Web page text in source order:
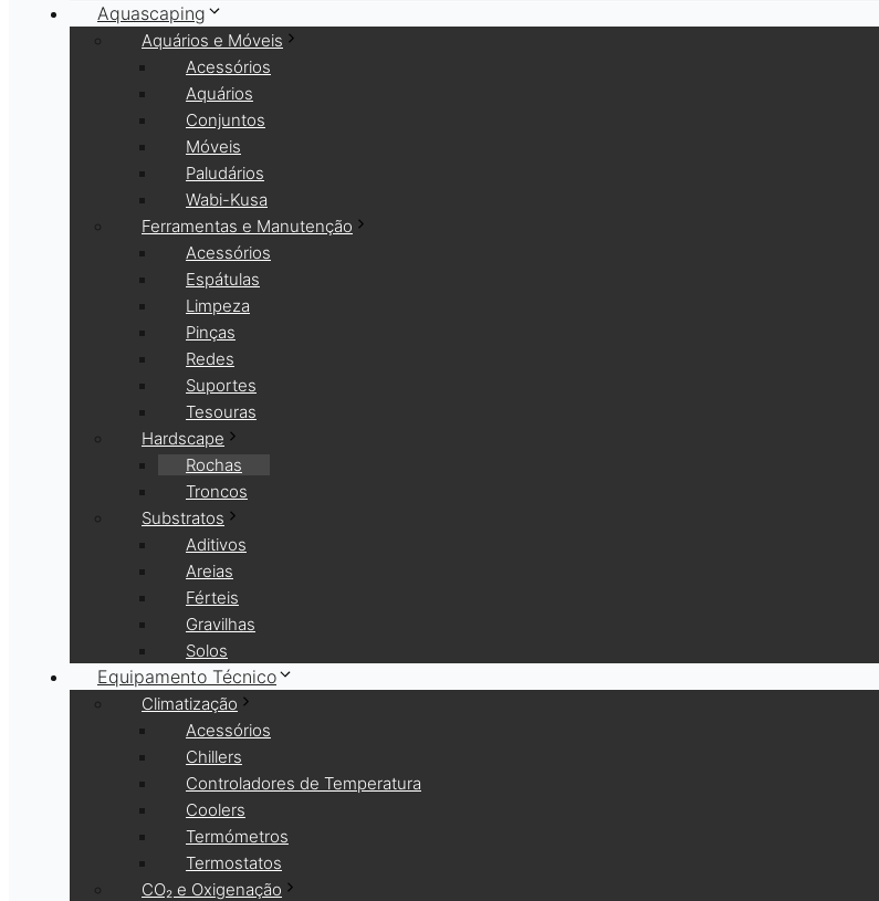
Aquascaping
Aquários e Móveis
Acessórios
Aquários
Conjuntos
Móveis
Paludários
Wabi-Kusa
Ferramentas e Manutenção
Acessórios
Espátulas
Limpeza
Pinças
Redes
Suportes
Tesouras
Hardscape
Rochas
Troncos
Substratos
Aditivos
Areias
Férteis
Gravilhas
Solos
Equipamento Técnico
Climatização
Acessórios
Chillers
Controladores de Temperatura
Coolers
Termómetros
Termostatos
CO₂ e Oxigenação